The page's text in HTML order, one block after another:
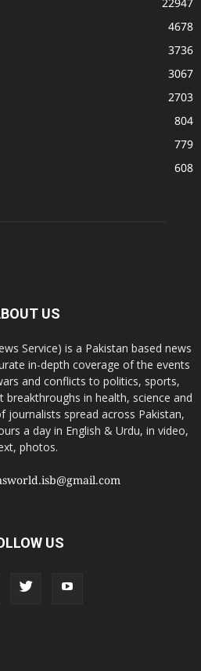
22947
4678
3736
3067
2703
804
779
608
US
Service) is a Pakistan based news
in-depth coverage of the events
and conflicts to politics, sports,
in health, science and
journalists spread across Pakistan,
a day in English & Urdu, in video,
photos.
US